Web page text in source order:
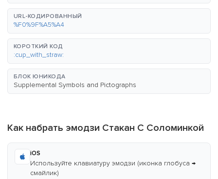
URL-КОДИРОВАННЫЙ
%F0%9F%A5%A4
КОРОТКИЙ КОД
:cup_with_straw:
БЛОК ЮНИКОДА
Supplemental Symbols and Pictographs
Как набрать эмодзи Стакан С Соломинкой
iOS
Используйте клавиатуру эмодзи (иконка глобуса →
смайлик)